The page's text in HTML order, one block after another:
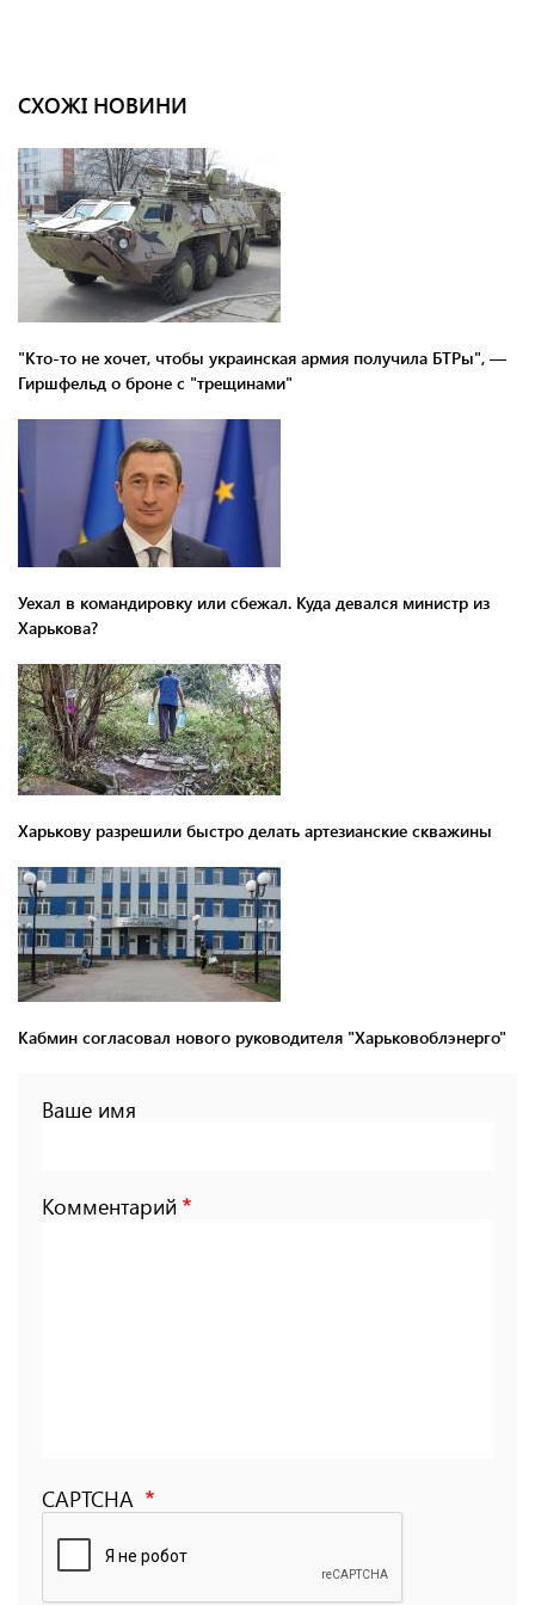
СХОЖІ НОВИНИ
"Кто-то не хочет, чтобы украинская армия получила БТРы", —
Гиршфельд о броне с "трещинами"
Уехал в командировку или сбежал. Куда девался министр из
Харькова?
Харькову разрешили быстро делать артезианские скважины
Кабмин согласовал нового руководителя "Харьковоблэнерго"
Ваше имя
Комментарий
CAPTCHA